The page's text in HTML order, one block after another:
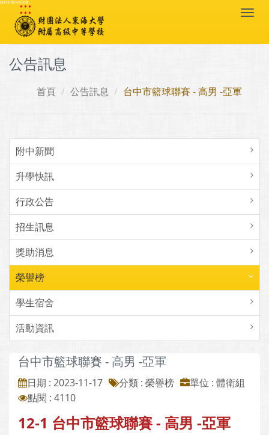
跳到主要內容區塊
:::
公告訊息
首頁 公告訊息 台中市籃球聯賽 - 高男 -亞軍
附中新聞
升學快訊
行政公告
招生訊息
獎助消息
榮譽榜
學生宿舍
活動資訊
台中市籃球聯賽 - 高男 -亞軍
日期 : 2023-11-17 分類 : 榮譽榜
單位 : 體衛組
點閱 : 4110
12-1 台中市籃球聯賽 - 高男 -亞軍